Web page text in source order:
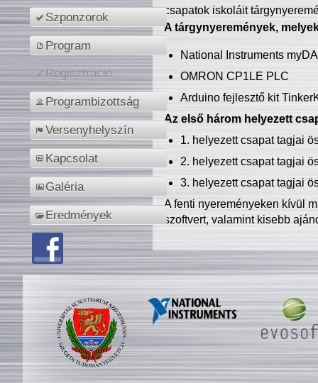
Szponzorok
Program
Regisztráció
Programbizottság
Versenyhelyszín
Kapcsolat
Galéria
Eredmények
csapatok iskoláit
A tárgynyeremények,
National Instruments
OMRON CP1LE PLC
Arduino fejlesztő kit
Az első három helyezett
1. helyezett csapat tagjai
2. helyezett csapat tagjai
3. helyezett csapat tagjai
A fenti nyereményeken kívül
szoftvert, valamint kisebb